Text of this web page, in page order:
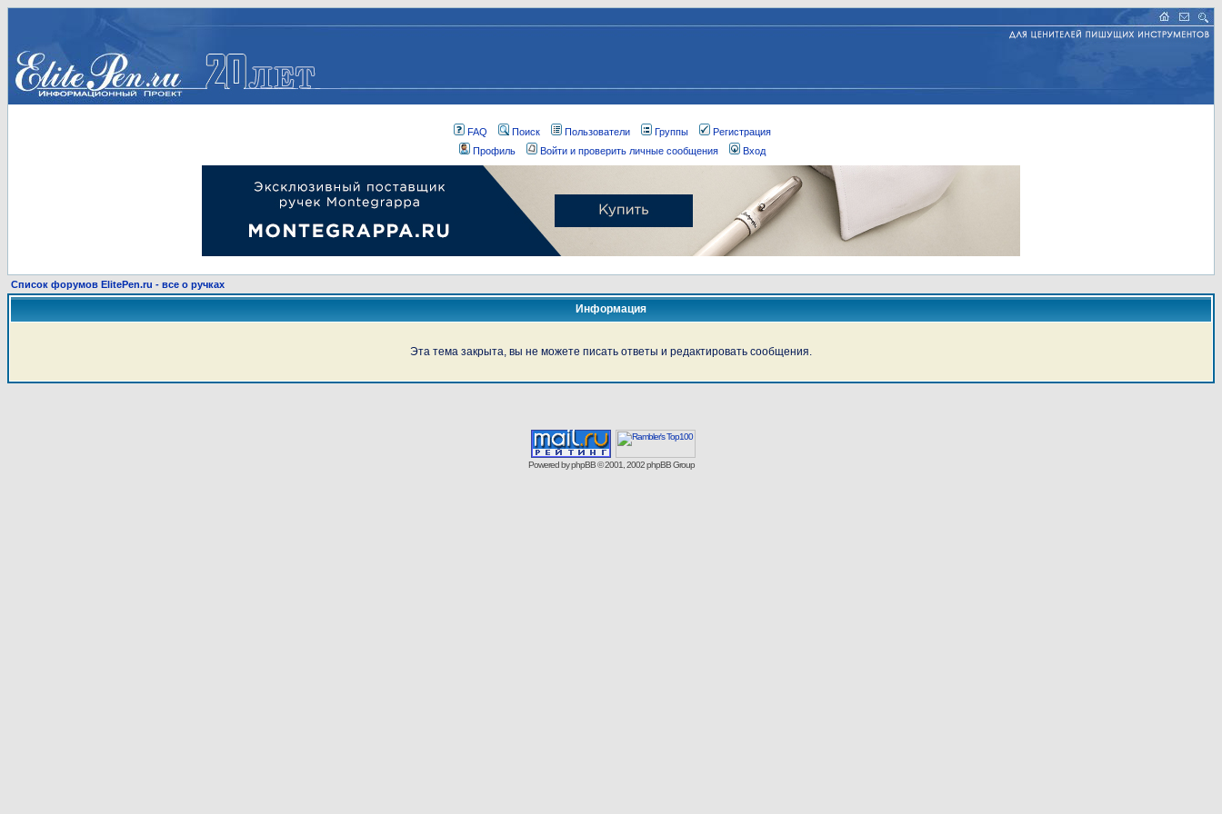
FAQ Поиск Пользователи Группы
Регистрация
Профиль
Войти и проверить личные сообщения Вход
Список форумов ElitePen.ru - все о ручках
Информация
Эта тема закрыта, вы не можете писать ответы и редактировать сообщения.
Powered byphpBB© 2001, 2002 phpBB Group